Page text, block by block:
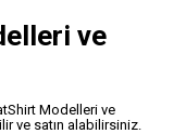
ve
Modelleri ve
ve satın alabilirsiniz.